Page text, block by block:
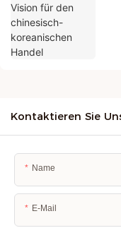
Kontaktieren Sie
Name
E-Mail